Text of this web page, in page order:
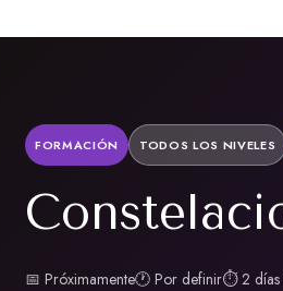
FORMACIÓN TODOS LOS NIVELES
📅 Próximamente🕐 Por definir⏱ 2 días